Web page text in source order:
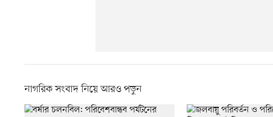
নাগরিক সংবাদ নিয়ে আরও পড়ুন